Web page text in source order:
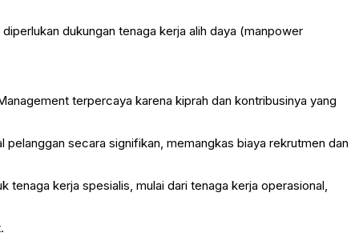
dukungan tenaga kerja alih daya (manpower
terpercaya karena kiprah dan kontribusinya yang
secara signifikan, memangkas biaya rekrutmen dan
tenaga kerja spesialis, mulai dari tenaga kerja operasional,